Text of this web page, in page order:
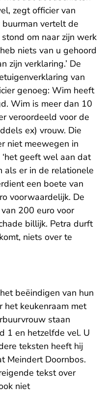
zegt officier van
buurman vertelt de
om naar zijn werk
niets van u gehoord
zijn verklaring.’ De
van
genoeg: Wim heeft
Wim is meer dan 10
veroordeeld voor de
ex) vrouw. Die
niet meewegen in
geeft wel aan dat
als er in de relationele
een boete van
voorwaardelijk. De
200 euro voor
billijk. Petra durft
niets over te
beëindigen van hun
het keukenraam met
staan
1 en hetzelfde vel. U
teksten heeft hij
Meindert Doornbos.
tekst over
niet